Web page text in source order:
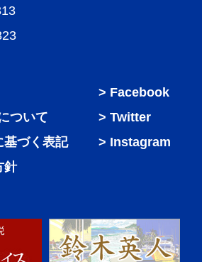
ついて
基づく表記
針
Facebook
Twitter
Instagram